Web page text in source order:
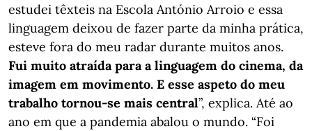
estudei têxteis na Escola António Arroio e essa
linguagem deixou de fazer parte da minha prática,
esteve fora do meu radar durante muitos anos.
Fui muito atraída para a linguagem do cinema, da
imagem em movimento. E esse aspeto do meu
trabalho tornou-se mais central”, explica. Até ao
ano em que a pandemia abalou o mundo. “Foi